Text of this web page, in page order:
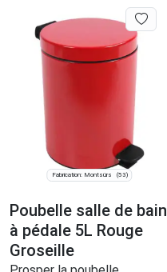
Fabrication: Montsûrs (53)
Poubelle salle de bain
à pédale 5L Rouge
Groseille